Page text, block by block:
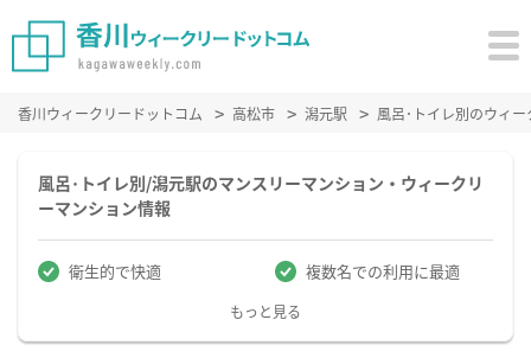
香川ウィークリードットコム 高松市 潟元駅 風呂･トイレ別のウィ
風呂･トイレ別/潟元駅のマンスリーマンション・ウィークリ
ーマンション情報
衛生的で快適 複数名での利用に最適
もっと見る